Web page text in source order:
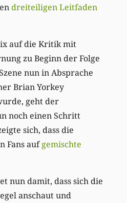
dreiteiligen Leitfaden
auf die Kritik mit
zu Beginn der Folge
nun in Absprache
Brian Yorkey
geht der
noch einen Schritt
sich, dass die
Fans aufgemischte
nun damit, dass sich die
anschaut und